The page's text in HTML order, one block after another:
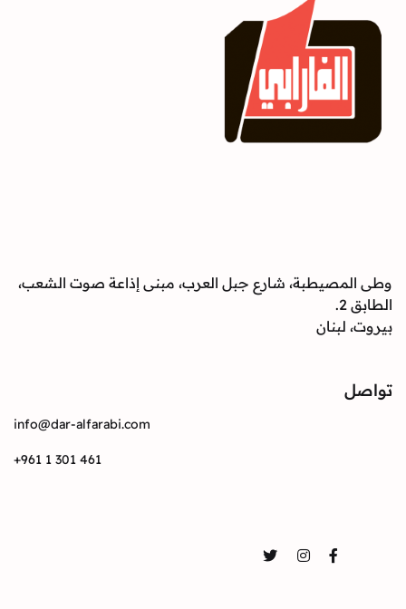
وطى المصيطبة، شارع جبل العرب، مبنى إذاعة صوت الشعب،
الطابق 2.
بيروت، لبنان
تواصل
info@dar-alfarabi.com
+961 1 301 461
Facebook
Instagram
Twitter